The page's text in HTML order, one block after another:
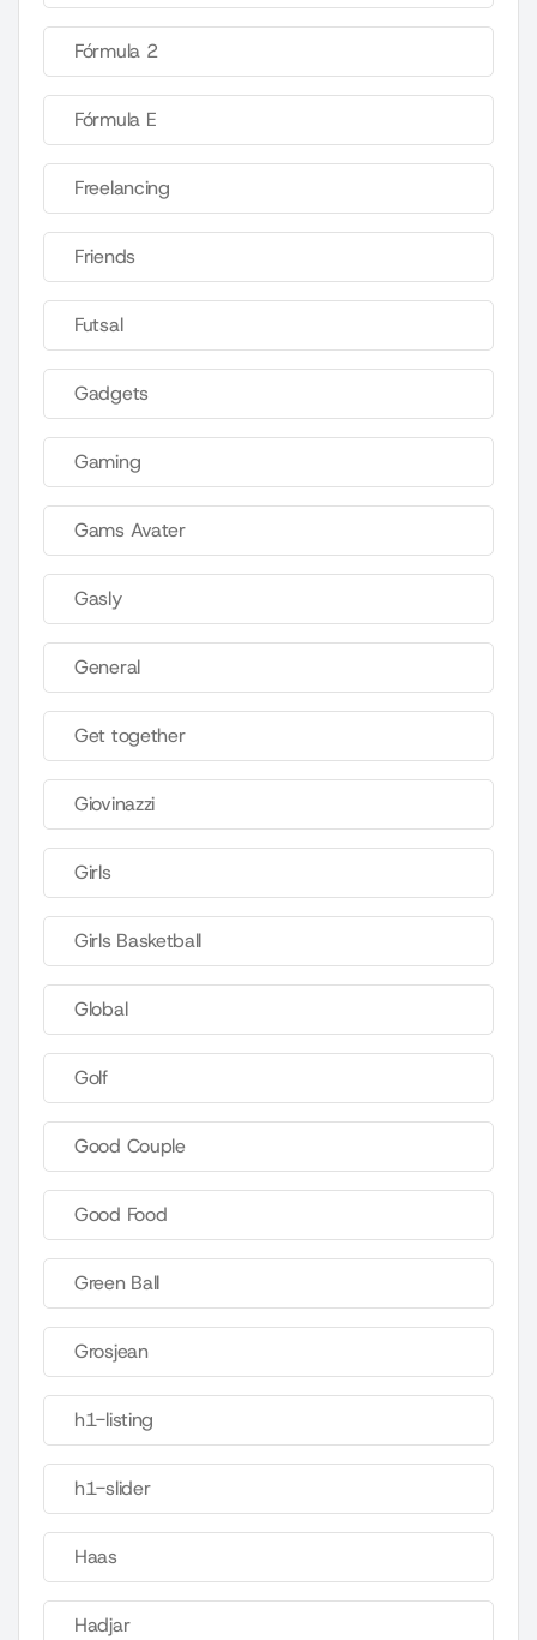
Fórmula 2
Fórmula E
Freelancing
Friends
Futsal
Gadgets
Gaming
Gams Avater
Gasly
General
Get together
Giovinazzi
Girls
Girls Basketball
Global
Golf
Good Couple
Good Food
Green Ball
Grosjean
h1-listing
h1-slider
Haas
Hadjar